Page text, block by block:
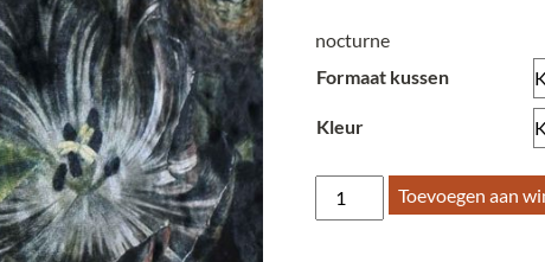
nocturne
Formaat kussen
Kleur
Stof
per
Toevoegen aan